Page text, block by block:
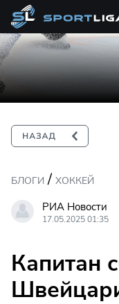
БЛОГИ / ХОККЕЙ
РИА Новости
17.05.2025 01:35
Капитан